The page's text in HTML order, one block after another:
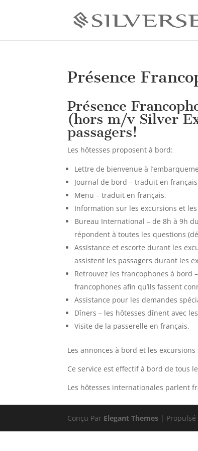
Présence
Présence
(hors m/v Silver
passagers!
Les hôtesses proposent à bord:
Lettre de bienvenue à
Journal de bord – traduit en
Menu – traduit en français,
Information sur les excursions et
Bureau International – de 8h à 9h
répondent à toutes les questions
Assistance et escorte durant les
assistent les passagers durant les
Retrouvez les francophones à bord
francophones afin qu’ils fassent
Assistance pour les demandes
Dîners – les hôtesses dînent avec
Visite de la passerelle en français.
Les annonces à bord et les
Ce service est effectif à bord de tous
Les hôtesses internationales parlent
Conçu Par Elegant Themes |